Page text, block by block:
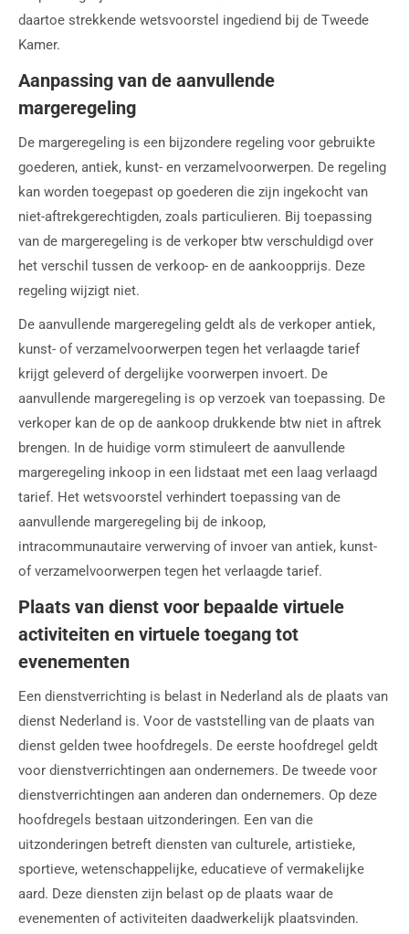
daartoe strekkende wetsvoorstel ingediend bij de Tweede
Kamer.
Aanpassing van de aanvullende
margeregeling
De margeregeling is een bijzondere regeling voor gebruikte
goederen, antiek, kunst- en verzamelvoorwerpen. De regeling
kan worden toegepast op goederen die zijn ingekocht van
niet-aftrekgerechtigden, zoals particulieren. Bij toepassing
van de margeregeling is de verkoper btw verschuldigd over
het verschil tussen de verkoop- en de aankoopprijs. Deze
regeling wijzigt niet.
De aanvullende margeregeling geldt als de verkoper antiek,
kunst- of verzamelvoorwerpen tegen het verlaagde tarief
krijgt geleverd of dergelijke voorwerpen invoert. De
aanvullende margeregeling is op verzoek van toepassing. De
verkoper kan de op de aankoop drukkende btw niet in aftrek
brengen. In de huidige vorm stimuleert de aanvullende
margeregeling inkoop in een lidstaat met een laag verlaagd
tarief. Het wetsvoorstel verhindert toepassing van de
aanvullende margeregeling bij de inkoop,
intracommunautaire verwerving of invoer van antiek, kunst-
of verzamelvoorwerpen tegen het verlaagde tarief.
Plaats van dienst voor bepaalde virtuele
activiteiten en virtuele toegang tot
evenementen
Een dienstverrichting is belast in Nederland als de plaats van
dienst Nederland is. Voor de vaststelling van de plaats van
dienst gelden twee hoofdregels. De eerste hoofdregel geldt
voor dienstverrichtingen aan ondernemers. De tweede voor
dienstverrichtingen aan anderen dan ondernemers. Op deze
hoofdregels bestaan uitzonderingen. Een van die
uitzonderingen betreft diensten van culturele, artistieke,
sportieve, wetenschappelijke, educatieve of vermakelijke
aard. Deze diensten zijn belast op de plaats waar de
evenementen of activiteiten daadwerkelijk plaatsvinden.